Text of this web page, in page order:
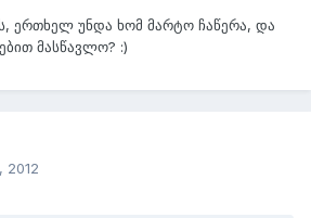
ერთხელ უნდა ხომ მარტო ჩაწერა, და
მასწავლო? :)
2012